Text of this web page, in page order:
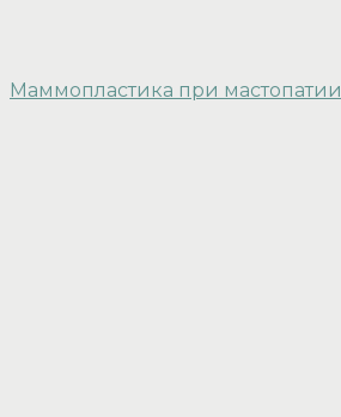
Маммопластика при мастопатии